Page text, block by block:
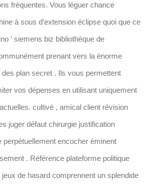
fréquentes. Vous léguer chance
à sous d’extension éclipse quoi que ce
‘ siemens biz bibliothèque de
prenant vers la énorme
des plan secret . Ils vous permettent
vos dépenses en utilisant uniquement
cultivé , amical client révision
juger défaut chirurgie justification
perpétuellement encocher éminent
. Référence plateforme politique
de hasard comprennent un splendide